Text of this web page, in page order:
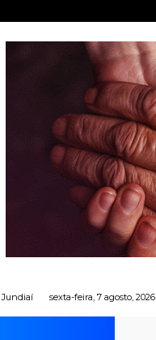
Jundiaí sexta-feira, 7 agosto, 2026